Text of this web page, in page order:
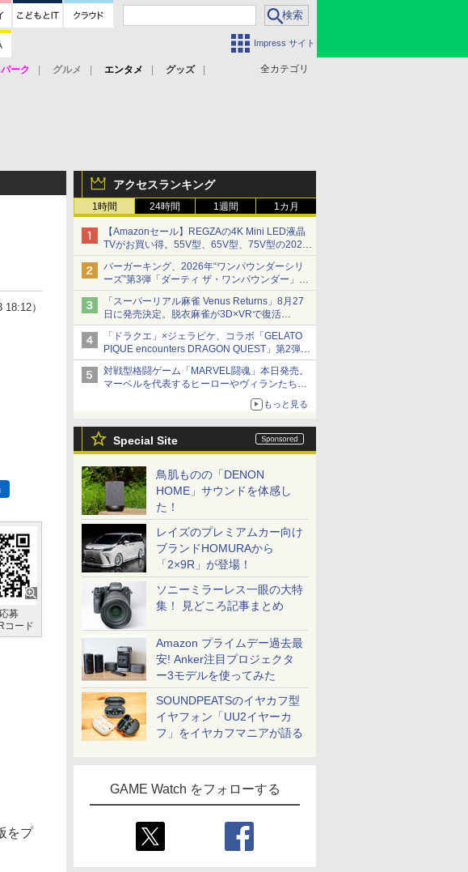
Impress サイト
全カテゴリ
ーク グルメ エンタメ
グッズ
アクセスランキング
1時間 24時間 1週間 1カ月
【Amazonセール】REGZAの4K Mini LED液晶
TVがお買い得。55V型、65V型、75V型の2026
年モデルがラインナップ
バーガーキング、2026年“ワンパウンダーシリ
ーズ”第3弾「ダーティ ザ・ワンパウンダー」を
8月7日発売
「特製ガーリックマヨソース」を使用した超大
型チーズバーガー
「スーパーリアル麻雀 Venus Returns」8月27
日に発売決定。脱衣麻雀が3D×VRで復活
発売から2週間は20%オフになるセールが実施
「ドラクエ」×ジェラピケ、コラボ「GELATO
PIQUE encounters DRAGON QUEST」第2弾が
本日発売
アイスカップに入ったスライムやわたぼう、ベ
ビーサタンなどがオリジナルアートで登場
対戦型格闘ゲーム「MARVEL闘魂」本日発売。
マーベルを代表するヒーローやヴィランたちが
「GUILTY GEAR」などの格ゲーを手掛けるア
もっと見る
Special Site
鳥肌ものの「DENON
HOME」サウンドを体感し
た！
レイズのプレミアムカー向け
ブランドHOMURAから
「2×9R」が登場！
ソニーミラーレス一眼の大特
集！ 見どころ記事まとめ
Amazon プライムデー過去最
安! Anker注目プロジェクタ
ー3モデルを使ってみた
SOUNDPEATSのイヤカフ型
イヤフォン「UU2イヤーカ
フ」をイヤカフマニアが語る
GAME Watch をフォローする
18:12）
募
コード
をプ